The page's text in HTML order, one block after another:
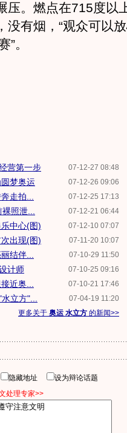
压。燃点在715度以
有烟，“观众可以
。
07-12-27 08:48
营第一步
07-12-26 09:06
梦奥运
07-12-25 17:13
走拍...
07-12-21 06:44
照泄...
07-12-10 07:07
中心(图)
07-11-20 10:07
出现(图)
07-10-29 11:50
结伴...
07-10-25 09:16
计师
07-10-21 17:46
近奥...
07-04-19 11:20
立方"...
更多关于 奥运 水立方 的新闻>>
隐藏地址
设为辩论话题
处理专家>>